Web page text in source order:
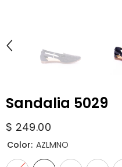
Sandalia 5029
$ 249.00
Color: AZLMNO